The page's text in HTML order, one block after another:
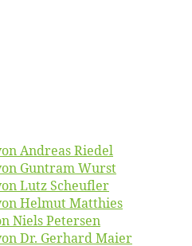
An­dre­as Riedel
Gun­tram Wurst
Lutz Scheufler
Hel­mut Matthies
Niels Petersen
Dr. Ger­hard Maier